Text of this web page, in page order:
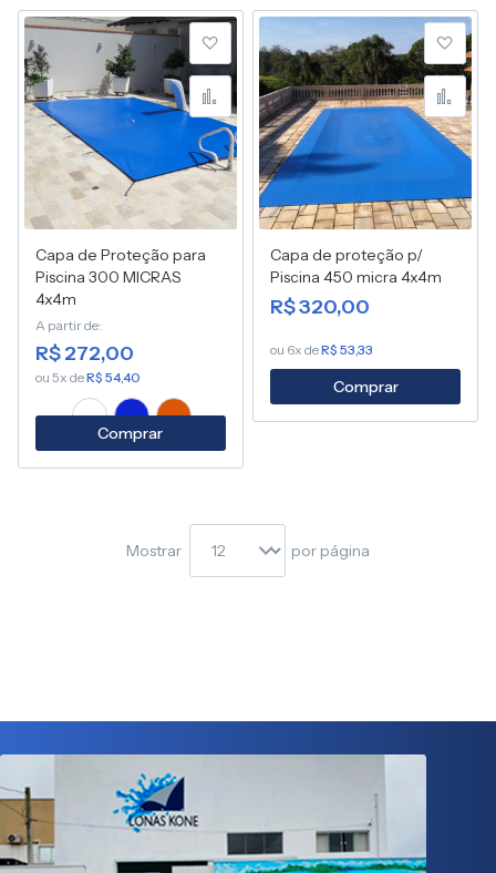
Capa de Proteção para
Piscina 300 MICRAS
4x4m
A partir de
R$ 272,00
ou 5x deR$ 54,40
Comprar
Adicionar à lista de
Adicionar para
Capa de proteção p/
Piscina 450 micra 4x4m
R$ 320,00
ou 6x deR$ 53,33
Comprar
Mostrar por página